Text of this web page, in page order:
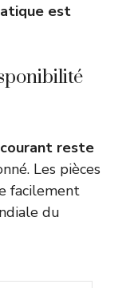
est
reste
Les pièces
facilement
du